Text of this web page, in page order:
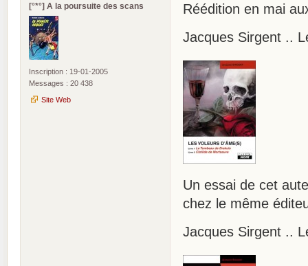
[°*°] A la poursuite des scans
Inscription : 19-01-2005
Messages : 20 438
Site Web
Réédition en mai
Jacques Sirgent ..
Un essai de cet
chez le même
Jacques Sirgent ..